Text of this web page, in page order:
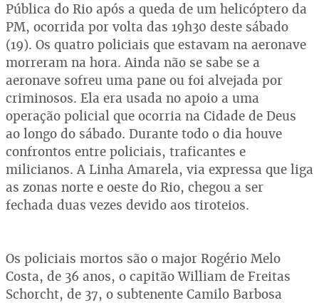
Pública do Rio após a queda de um helicóptero da
PM, ocorrida por volta das 19h30 deste sábado
(19). Os quatro policiais que estavam na aeronave
morreram na hora. Ainda não se sabe se a
aeronave sofreu uma pane ou foi alvejada por
criminosos. Ela era usada no apoio a uma
operação policial que ocorria na Cidade de Deus
ao longo do sábado. Durante todo o dia houve
confrontos entre policiais, traficantes e
milicianos. A Linha Amarela, via expressa que liga
as zonas norte e oeste do Rio, chegou a ser
fechada duas vezes devido aos tiroteios.
Os policiais mortos são o major Rogério Melo
Costa, de 36 anos, o capitão William de Freitas
Schorcht, de 37, o subtenente Camilo Barbosa